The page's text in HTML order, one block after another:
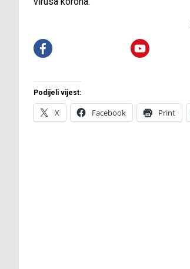
Podijeli vijest:
X Facebook Print